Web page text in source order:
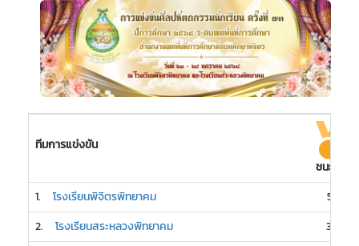
ทีมการแข่งขัน
ชนะเลิศ
1. โรงเรียนพิจิตรพิทยาคม
58
2. โรงเรียนสระหลวงพิทยาคม
30